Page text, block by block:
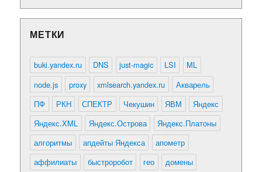
МЕТКИ
buki.yandex.ru DNS just-magic LSI
ML
node.js
proxy xmlsearch.yandex.ru
Акварель
ПФ
РКН СПЕКТР Чекушин ЯВМ
Яндекс
Яндекс.XML
Яндекс.Острова
Яндекс.Платоны
алгоритмы
апдейты Яндекса
апометр
аффилиаты
быстроробот гео
домены